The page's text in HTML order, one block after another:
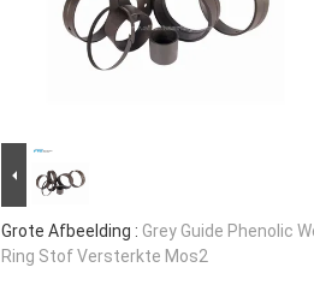
Grote Afbeelding : Grey Guide Phenolic
Ring Stof Versterkte Mos2